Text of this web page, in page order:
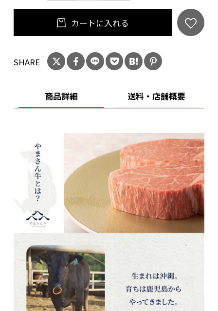
カートに入れる
SHARE
商品詳細 送料・店舗概要